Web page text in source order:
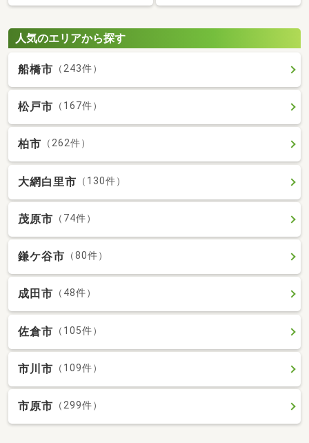
人気のエリアから探す
船橋市 （243件）
松戸市 （167件）
柏市 （262件）
大網白里市 （130件）
茂原市 （74件）
鎌ケ谷市 （80件）
成田市 （48件）
佐倉市 （105件）
市川市 （109件）
市原市 （299件）